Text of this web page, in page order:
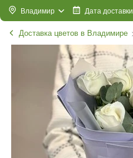
Владимир Дата доставки
Доставка цветов в Владимире